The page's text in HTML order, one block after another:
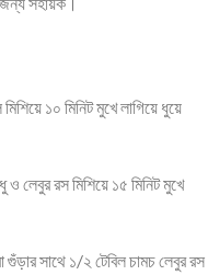
১০ মিনিট মুখে লাগিয়ে ধুয়ে
লেবুর রস মিশিয়ে ১৫ মিনিট মুখে
গুঁড়ার সাথে ১/২ টেবিল চামচ লেবুর রস